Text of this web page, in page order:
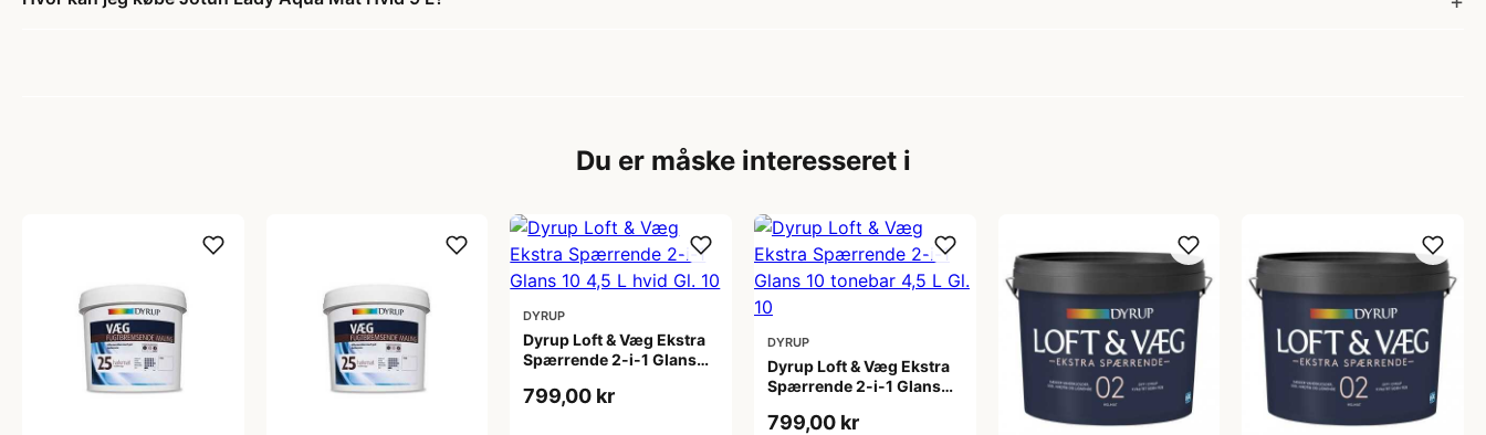
Du er måske interesseret i
DYRUP
Dyrup Loft & Væg Ekstra
Spærrende 2-i-1 Glans
799,00 kr
DYRUP
Dyrup Loft & Væg Ekstra
Spærrende 2-i-1 Glans
799,00 kr